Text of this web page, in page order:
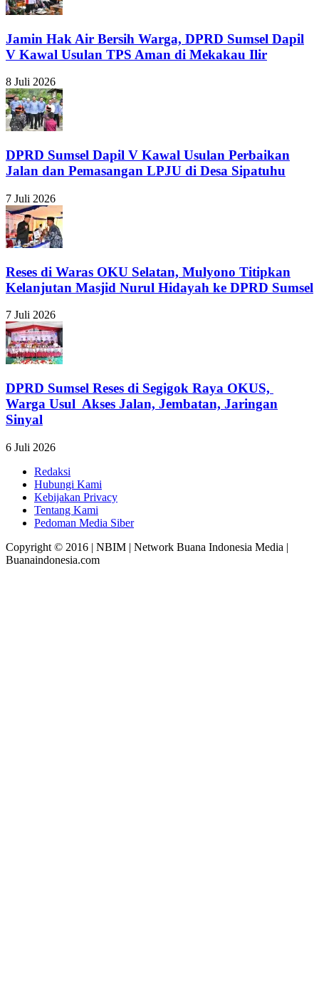
Jamin Hak Air Bersih Warga, DPRD Sumsel Dapil
V Kawal Usulan TPS Aman di Mekakau Ilir
8 Juli 2026
DPRD Sumsel Dapil V Kawal Usulan Perbaikan
Jalan dan Pemasangan LPJU di Desa Sipatuhu
7 Juli 2026
Reses di Waras OKU Selatan, Mulyono Titipkan
Kelanjutan Masjid Nurul Hidayah ke DPRD Sumsel
7 Juli 2026
DPRD Sumsel Reses di Segigok Raya OKUS,
Warga Usul Akses Jalan, Jembatan, Jaringan
Sinyal
6 Juli 2026
Redaksi
Hubungi Kami
Kebijakan Privacy
Tentang Kami
Pedoman Media Siber
Copyright © 2016 | NBIM | Network Buana Indonesia Media |
Buanaindonesia.com